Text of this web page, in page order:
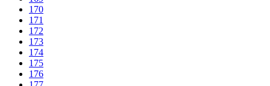
170
171
172
173
174
175
176